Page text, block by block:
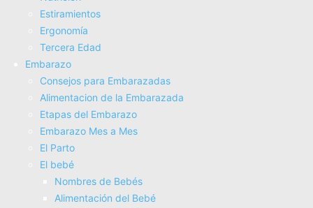
Estiramientos
Ergonomí­a
Tercera Edad
Embarazo
Consejos para Embarazadas
Alimentacion de la Embarazada
Etapas del Embarazo
Embarazo Mes a Mes
El Parto
El bebé
Nombres de Bebés
Alimentación del Bebé
Fisioterapia
Electroterapia
Tratamientos
Masajes
SUPERALIMENTOS
Salud
Consejos sobre salud
Actividad Fí­sica
Nutrición
Estiramientos
Ergonomí­a
Tercera Edad